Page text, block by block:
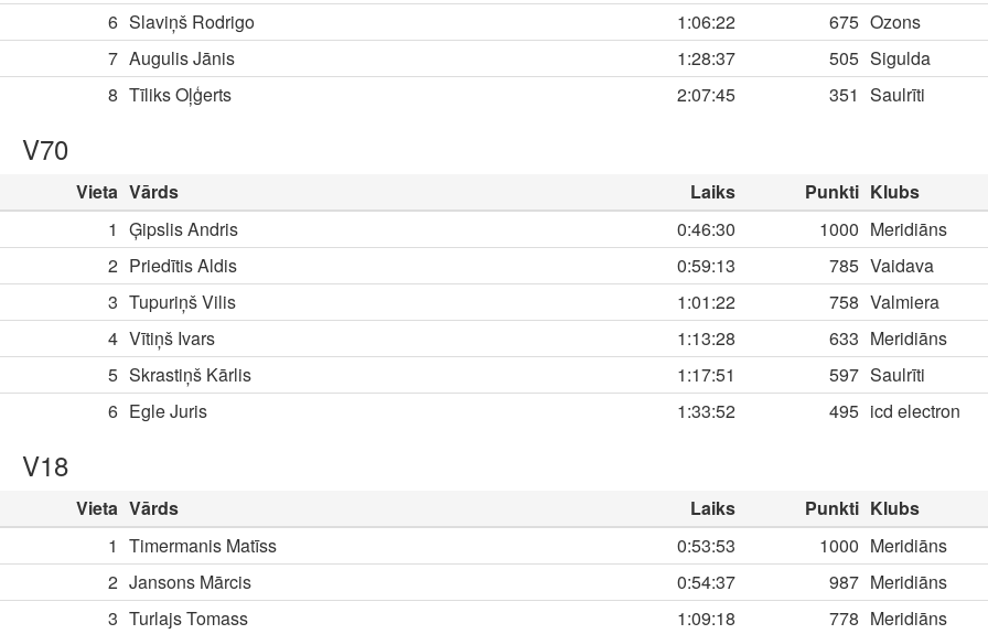
6 Slaviņš Rodrigo 1:06:22 675 Ozons
7 Augulis Jānis 1:28:37 505 Sigulda
8 Tīliks Oļģerts 2:07:45 351 Saulrīti
V70
Vieta Vārds Laiks Punkti Klubs
1 Ģipslis Andris 0:46:30 1000 Meridiāns
2 Priedītis Aldis 0:59:13 785 Vaidava
3 Tupuriņš Vilis 1:01:22 758 Valmiera
4 Vītiņš Ivars 1:13:28 633 Meridiāns
5 Skrastiņš Kārlis 1:17:51 597 Saulrīti
6 Egle Juris 1:33:52 495 icd electron
V18
Vieta Vārds Laiks Punkti Klubs
1 Timermanis Matīss 0:53:53 1000 Meridiāns
2 Jansons Mārcis 0:54:37 987 Meridiāns
3 Turlajs Tomass 1:09:18 778 Meridiāns